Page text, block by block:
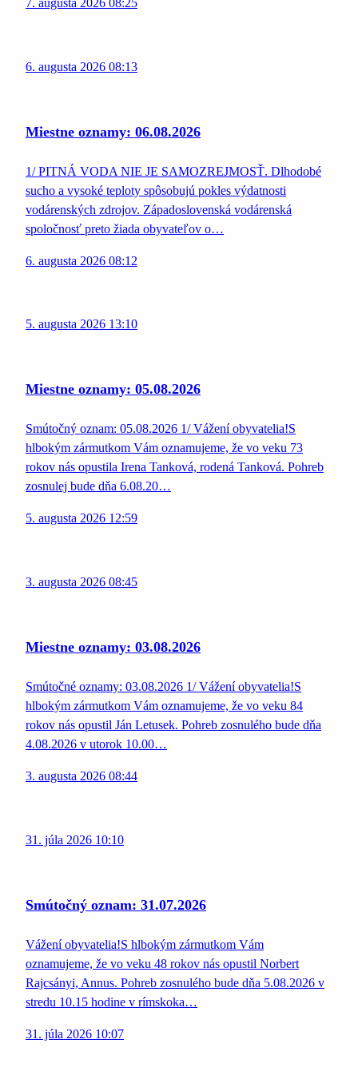
6. augusta 2026 08:13
Miestne oznamy: 06.08.2026
1/ PITNÁ VODA NIE JE SAMOZREJMOSŤ. Dlhodobé
sucho a vysoké teploty spôsobujú pokles výdatnosti
vodárenských zdrojov. Západoslovenská vodárenská
spoločnosť preto žiada obyvateľov o…
6. augusta 2026 08:12
5. augusta 2026 13:10
Miestne oznamy: 05.08.2026
Smútočný oznam: 05.08.2026 1/ Vážení obyvatelia!S
hlbokým zármutkom Vám oznamujeme, že vo veku 73
rokov nás opustila Irena Tanková, rodená Tanková. Pohreb
zosnulej bude dňa 6.08.20…
5. augusta 2026 12:59
3. augusta 2026 08:45
Miestne oznamy: 03.08.2026
Smútočné oznamy: 03.08.2026 1/ Vážení obyvatelia!S
hlbokým zármutkom Vám oznamujeme, že vo veku 84
rokov nás opustil Ján Letusek. Pohreb zosnulého bude dňa
4.08.2026 v utorok 10.00…
3. augusta 2026 08:44
31. júla 2026 10:10
Smútočný oznam: 31.07.2026
Vážení obyvatelia!S hlbokým zármutkom Vám
oznamujeme, že vo veku 48 rokov nás opustil Norbert
Rajcsányi, Annus. Pohreb zosnulého bude dňa 5.08.2026 v
stredu 10.15 hodine v rímskoka…
31. júla 2026 10:07